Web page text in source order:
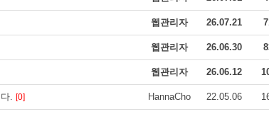
웹관리자 26.07.21
웹관리자 26.06.30
웹관리자 26.06.12
. [0] HannaCho 22.05.06